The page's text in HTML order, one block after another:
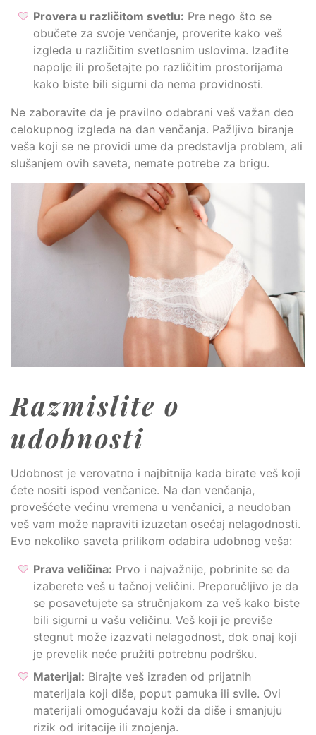
Provera u različitom svetlu: Pre nego što se
obučete za svoje venčanje, proverite kako veš
izgleda u različitim svetlosnim uslovima. Izađite
napolje ili prošetajte po različitim prostorijama
kako biste bili sigurni da nema providnosti.
Ne zaboravite da je pravilno odabrani veš važan deo
celokupnog izgleda na dan venčanja. Pažljivo biranje
veša koji se ne providi ume da predstavlja problem, ali
slušanjem ovih saveta, nemate potrebe za brigu.
Razmislite o
udobnosti
Udobnost je verovatno i najbitnija kada birate veš koji
ćete nositi ispod venčanice. Na dan venčanja,
provešćete većinu vremena u venčanici, a neudoban
veš vam može napraviti izuzetan osećaj nelagodnosti.
Evo nekoliko saveta prilikom odabira udobnog veša:
Prava veličina: Prvo i najvažnije, pobrinite se da
izaberete veš u tačnoj veličini. Preporučljivo je da
se posavetujete sa stručnjakom za veš kako biste
bili sigurni u vašu veličinu. Veš koji je previše
stegnut može izazvati nelagodnost, dok onaj koji
je prevelik neće pružiti potrebnu podršku.
Materijal: Birajte veš izrađen od prijatnih
materijala koji diše, poput pamuka ili svile. Ovi
materijali omogućavaju koži da diše i smanjuju
rizik od iritacije ili znojenja.